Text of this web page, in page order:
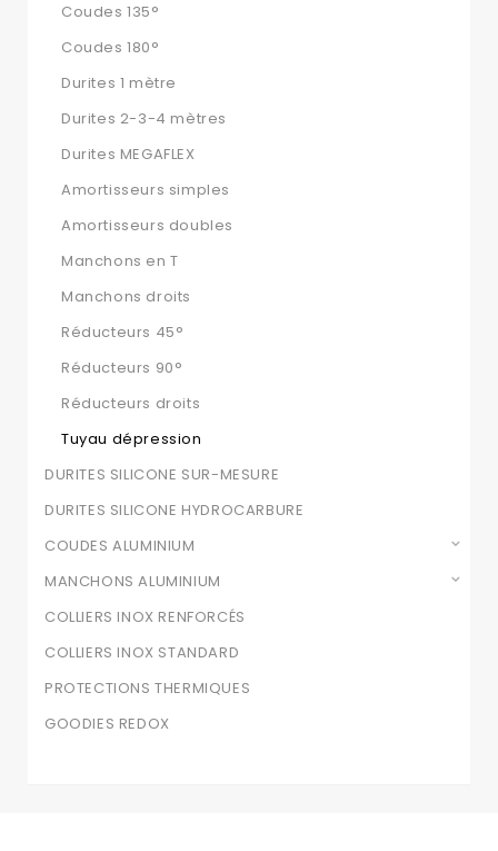
Coudes 135°
Coudes 180°
Durites 1 mètre
Durites 2-3-4 mètres
Durites MEGAFLEX
Amortisseurs simples
Amortisseurs doubles
Manchons en T
Manchons droits
Réducteurs 45°
Réducteurs 90°
Réducteurs droits
Tuyau dépression
DURITES SILICONE SUR-MESURE
DURITES SILICONE HYDROCARBURE
COUDES ALUMINIUM
MANCHONS ALUMINIUM
COLLIERS INOX RENFORCÉS
COLLIERS INOX STANDARD
PROTECTIONS THERMIQUES
GOODIES REDOX